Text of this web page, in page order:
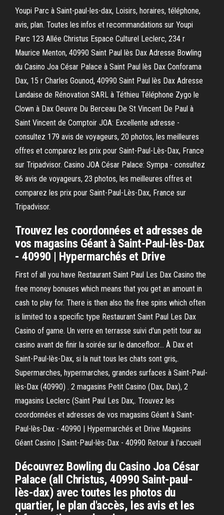
Youpi Parc à Saint-paul-les-dax, Loisirs, horaires, téléphone,
avis, plan. Toutes les infos et recommandations sur Youpi
Parc 123 Allée Christus Espace Culturel Leclerc, 234 r
Maurice Menton, 40990 Saint Paul lès Dax Adresse Bowling
du Casino Joa César Palace à Saint Paul lès Dax Conforama
Dax, 15 r Charles Gounod, 40990 Saint Paul lès Dax Adresse
Landaise de Rénovation SARL à Téthieu Téléphone Zygo le
Clown à Dax Oeuvre Du Berceau De St Vincent De Paul à
Saint Vincent de Comptoir JOA: Excellente adresse -
consultez 179 avis de voyageurs, 20 photos, les meilleures
offres et comparez les prix pour Saint-Paul-Lès-Dax, France
sur Tripadvisor. Casino JOA César Palace: Sympa - consultez
86 avis de voyageurs, 23 photos, les meilleures offres et
comparez les prix pour Saint-Paul-Lès-Dax, France sur
Tripadvisor.
Trouvez les coordonnées et adresses de
vos magasins Géant à Saint-Paul-lès-Dax
- 40990 | Hypermarchés et Drive
First of all you have Restaurant Saint Paul Les Dax Casino the
free money bonuses which means that you get an amount in
cash to play for. There is then also the free spins which often
is limited to a specific type Restaurant Saint Paul Les Dax
Casino of game. Un verre en terrasse suivi d'un petit tour au
casino avant de finir la soirée sur le dancefloor… À Dax et
Saint-Paul-lès-Dax, si la nuit tous les chats sont gris,.
Supermarches, hypermarches, grandes surfaces à Saint-Paul-
lès-Dax (40990) . 2 magasins Petit Casino (Dax, Dax), 2
magasins Leclerc (Saint Paul Les Dax,. Trouvez les
coordonnées et adresses de vos magasins Géant à Saint-
Paul-lès-Dax - 40990 | Hypermarchés et Drive Magasins
Géant Casino | Saint-Paul-lès-Dax - 40990 Retour à l'accueil
Découvrez Bowling du Casino Joa César
Palace (all Christus, 40990 Saint-paul-
lès-dax) avec toutes les photos du
quartier, le plan d'accès, les avis et les